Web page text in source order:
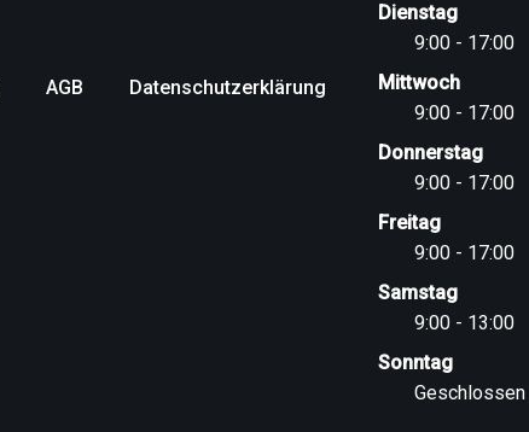
AGB
Datenschutzerklärung
Dienstag
9:00 - 17:00
Mittwoch
9:00 - 17:00
Donnerstag
9:00 - 17:00
Freitag
9:00 - 17:00
Samstag
9:00 - 13:00
Sonntag
Geschlossen